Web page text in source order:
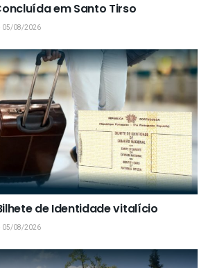
em Santo Tirso
05/08/2026
de Identidade vitalício
05/08/2026